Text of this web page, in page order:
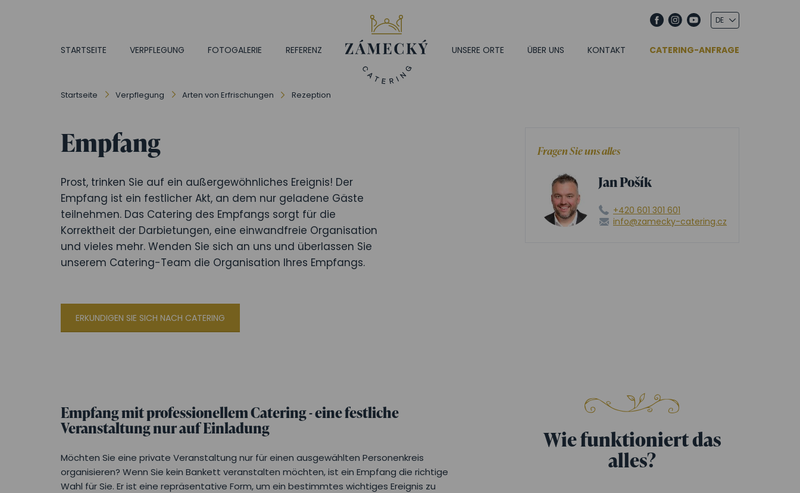
CATERING-ANFRAGE
STARTSEITE VERPFLEGUNG FOTOGALERIE REFERENZ UNSERE ORTE ÜBER UNS KONTAKT
Startseite Verpflegung Arten von Erfrischungen Rezeption
Empfang
Prost, trinken Sie auf ein außergewöhnliches Ereignis! Der
Empfang ist ein festlicher Akt, an dem nur geladene Gäste
teilnehmen. Das Catering des Empfangs sorgt für die
Korrektheit der Darbietungen, eine einwandfreie Organisation
und vieles mehr. Wenden Sie sich an uns und überlassen Sie
unserem Catering-Team die Organisation Ihres Empfangs.
ERKUNDIGEN SIE SICH NACH CATERING
Fragen Sie uns alles
Jan Pošík
+420 601 301 601
info@zamecky-catering.cz
Empfang mit professionellem Catering - eine festliche
Veranstaltung nur auf Einladung
Möchten Sie eine private Veranstaltung nur für einen ausgewählten Personenkreis
organisieren? Wenn Sie kein Bankett veranstalten möchten, ist ein Empfang die richtige
Wahl für Sie. Er ist eine repräsentative Form, um ein bestimmtes wichtiges Ereignis zu
Wie funktioniert das
alles?